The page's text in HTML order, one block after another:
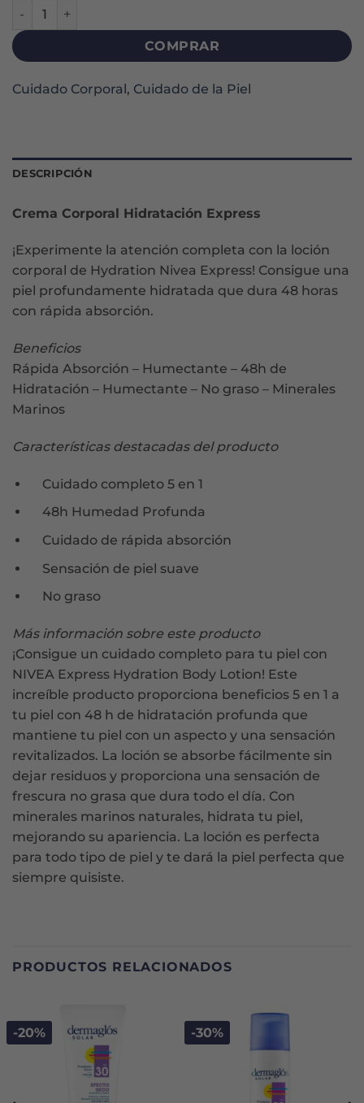
COMPRAR
Cuidado Corporal, Cuidado de la Piel
DESCRIPCIÓN
Crema Corporal Hidratación Express
¡Experimente la atención completa con la loción
corporal de Hydration Nivea Express! Consigue una
piel profundamente hidratada que dura 48 horas
con rápida absorción.
Beneficios
Rápida Absorción – Humectante – 48h de
Hidratación – Humectante – No graso – Minerales
Marinos
Características destacadas del producto
Cuidado completo 5 en 1
48h Humedad Profunda
Cuidado de rápida absorción
Sensación de piel suave
No graso
Más información sobre este producto
¡Consigue un cuidado completo para tu piel con
NIVEA Express Hydration Body Lotion! Este
increíble producto proporciona beneficios 5 en 1 a
tu piel con 48 h de hidratación profunda que
mantiene tu piel con un aspecto y una sensación
revitalizados. La loción se absorbe fácilmente sin
dejar residuos y proporciona una sensación de
frescura no grasa que dura todo el día. Con
minerales marinos naturales, hidrata tu piel,
mejorando su apariencia. La loción es perfecta
para todo tipo de piel y te dará la piel perfecta que
siempre quisiste.
PRODUCTOS RELACIONADOS
-20% -30%